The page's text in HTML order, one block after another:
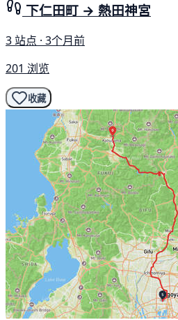
下仁田町 → 熱田神宮
3 站点 · 3个月前
201 浏览
收藏